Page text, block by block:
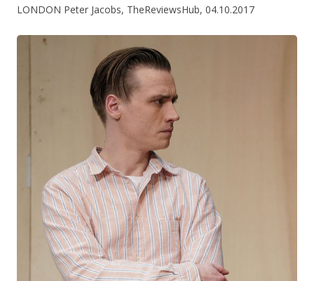
LONDON Peter Jacobs, TheReviewsHub, 04.10.2017